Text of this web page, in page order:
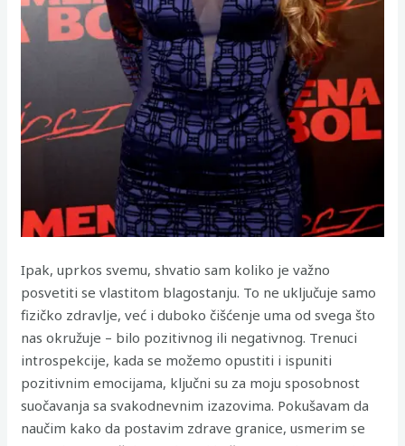
Ipak, uprkos svemu, shvatio sam koliko je važno
posvetiti se vlastitom blagostanju. To ne uključuje samo
fizičko zdravlje, već i duboko čišćenje uma od svega što
nas okružuje – bilo pozitivnog ili negativnog. Trenuci
introspekcije, kada se možemo opustiti i ispuniti
pozitivnim emocijama, ključni su za moju sposobnost
suočavanja sa svakodnevnim izazovima. Pokušavam da
naučim kako da postavim zdrave granice, usmerim se